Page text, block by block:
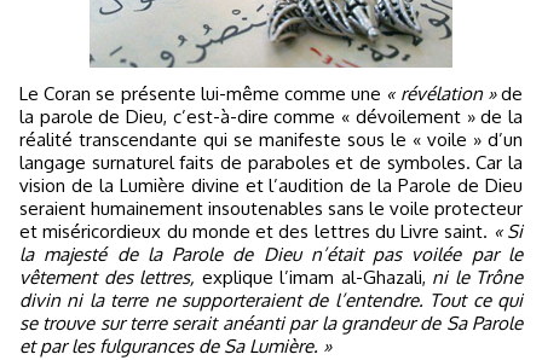
Le Coran se présente lui-même comme une « révélation »de
la parole de Dieu, c’est-à-dire comme « dévoilement » de la
réalité transcendante qui se manifeste sous le « voile » d’un
langage surnaturel faits de paraboles et de symboles. Car la
vision de la Lumière divine et l’audition de la Parole de Dieu
seraient humainement insoutenables sans le voile protecteur
et miséricordieux du monde et des lettres du Livre saint. « Si
la majesté de la Parole de Dieu n’était pas voilée par le
vêtement des lettres, explique l’imam al-Ghazali, ni le Trône
divin ni la terre ne supporteraient de l’entendre. Tout ce qui
se trouve sur terre serait anéanti par la grandeur de Sa Parole
et par les fulgurances de Sa Lumière. »